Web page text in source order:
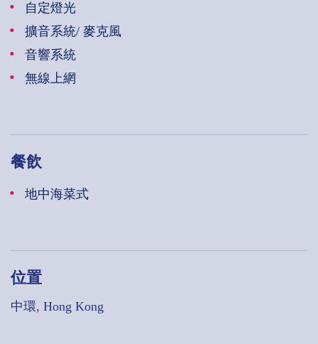
自定燈光
擴音系統/ 麥克風
音響系統
無線上網
餐飲
地中海菜式
位置
中環, Hong Kong